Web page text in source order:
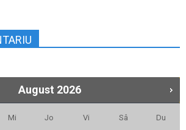
August 2026
Mi Jo Vi Sâ Du